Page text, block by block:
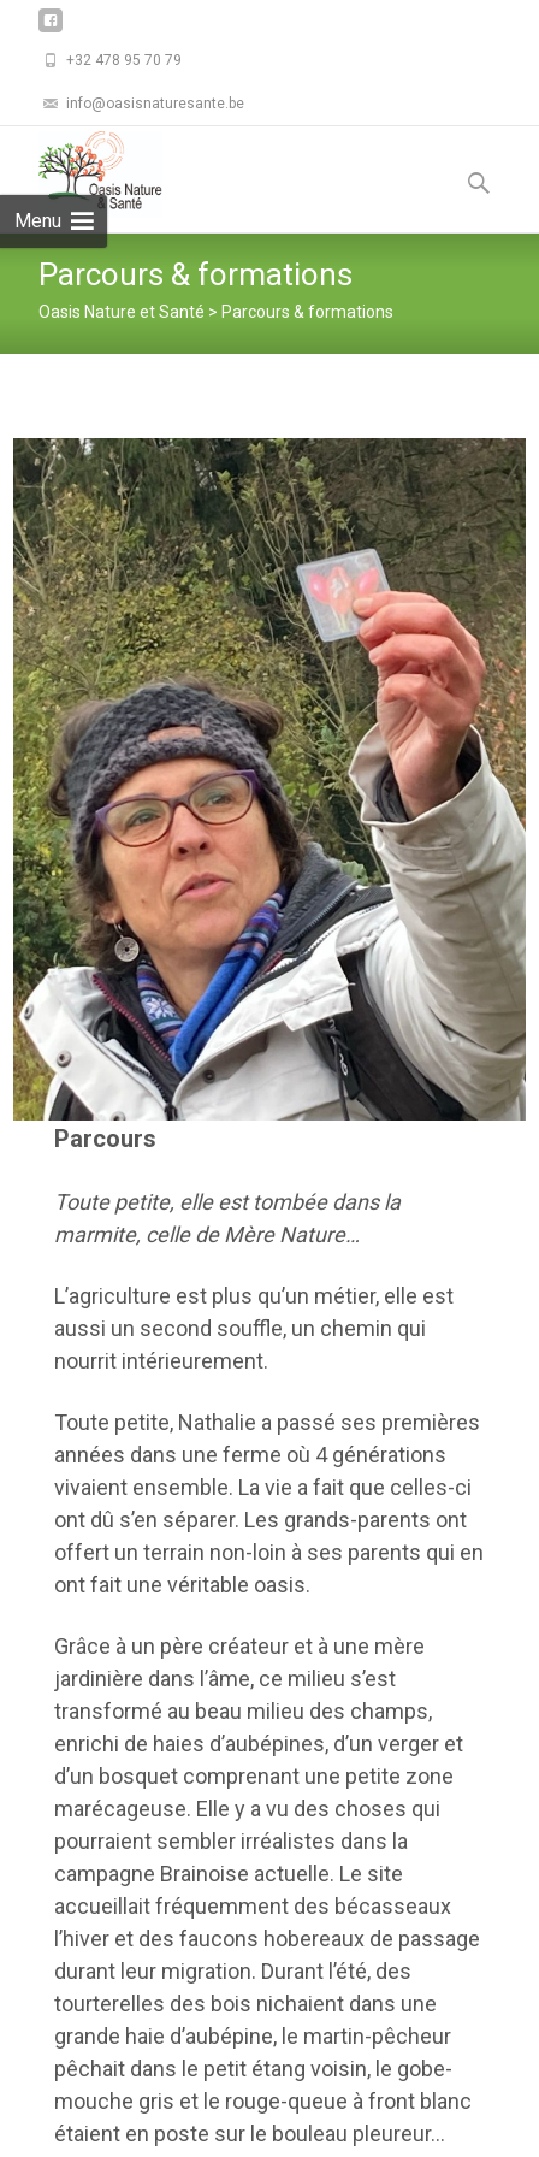
+32 478 95 70 79
info@oasisnaturesante.be
Menu
to
content
Parcours & formations
Oasis Nature et Santé > Parcours & formations
Parcours
Toute petite, elle est tombée dans la
marmite, celle de Mère Nature…
L’agriculture est plus qu’un métier, elle est
aussi un second souffle, un chemin qui
nourrit intérieurement.
Toute petite, Nathalie a passé ses premières
années dans une ferme où 4 générations
vivaient ensemble. La vie a fait que celles-ci
ont dû s’en séparer. Les grands-parents ont
offert un terrain non-loin à ses parents qui en
ont fait une véritable oasis.
Grâce à un père créateur et à une mère
jardinière dans l’âme, ce milieu s’est
transformé au beau milieu des champs,
enrichi de haies d’aubépines, d’un verger et
d’un bosquet comprenant une petite zone
marécageuse. Elle y a vu des choses qui
pourraient sembler irréalistes dans la
campagne Brainoise actuelle. Le site
accueillait fréquemment des bécasseaux
l’hiver et des faucons hobereaux de passage
durant leur migration. Durant l’été, des
tourterelles des bois nichaient dans une
grande haie d’aubépine, le martin-pêcheur
pêchait dans le petit étang voisin, le gobe-
mouche gris et le rouge-queue à front blanc
étaient en poste sur le bouleau pleureur…